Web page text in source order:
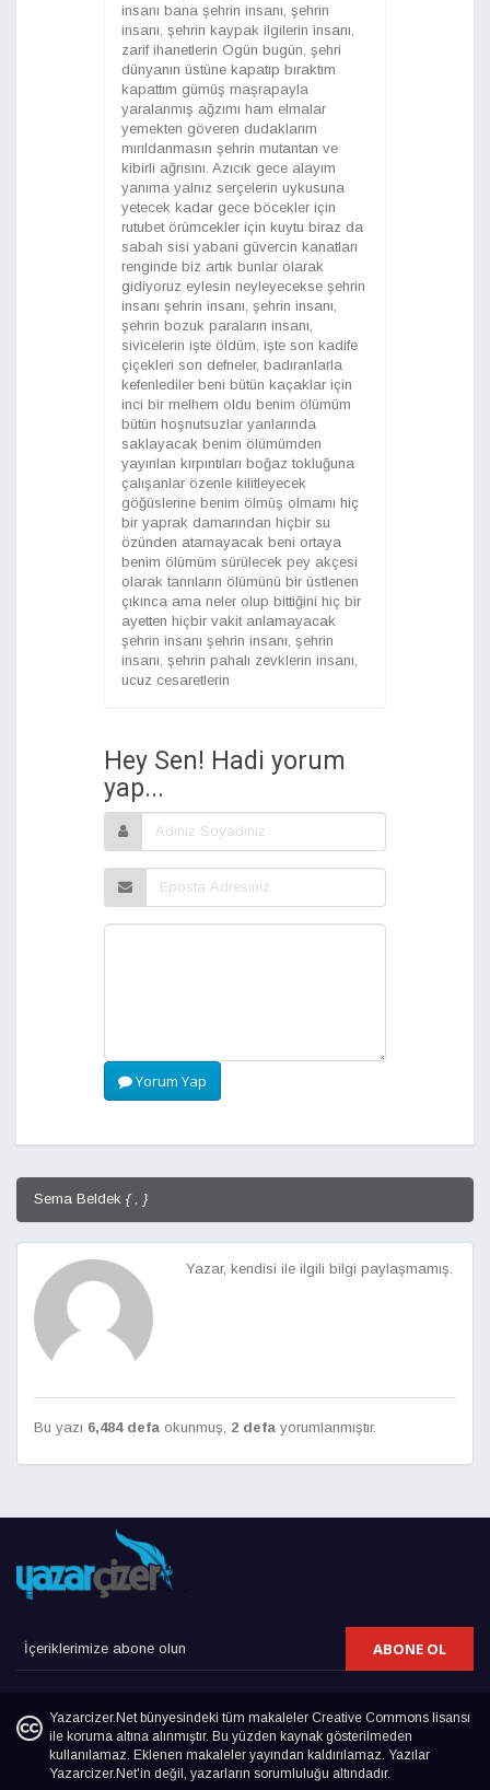
insanı bana şehrin insanı, şehrin
insanı, şehrin kaypak ilgilerin insanı,
zarif ihanetlerin Ogün bugün, şehri
dünyanın üstüne kapatıp bıraktım
kapattım gümüş maşrapayla
yaralanmış ağzımı ham elmalar
yemekten göveren dudaklarım
mırıldanmasın şehrin mutantan ve
kibirli ağrısını. Azıcık gece alayım
yanıma yalnız serçelerin uykusuna
yetecek kadar gece böcekler için
rutubet örümcekler için kuytu biraz da
sabah sisi yabani güvercin kanatları
renginde biz artık bunlar olarak
gidiyoruz eylesin neyleyecekse şehrin
insanı şehrin insanı, şehrin insanı,
şehrin bozuk paraların insanı,
sivicelerin işte öldüm, işte son kadife
çiçekleri son defneler, badıranlarla
kefenlediler beni bütün kaçaklar için
inci bir melhem oldu benim ölümüm
bütün hoşnutsuzlar yanlarında
saklayacak benim ölümümden
yayınlan kırpıntıları boğaz tokluğuna
çalışanlar özenle kilitleyecek
göğüslerine benim ölmüş olmamı hiç
bir yaprak damarından hiçbir su
özünden atamayacak beni ortaya
benim ölümüm sürülecek pey akçesi
olarak tanrıların ölümünü bir üstlenen
çıkınca ama neler olup bittiğini hiç bir
ayetten hiçbir vakit anlamayacak
şehrin insanı şehrin insanı, şehrin
insanı, şehrin pahalı zevklerin insanı,
ucuz cesaretlerin
Hey Sen! Hadi yorum
yap...
Yorum Yap
Sema Beldek { , }
Yazar, kendisi ile ilgili bilgi paylaşmamış.
Bu yazı 6,484 defa okunmuş, 2 defa yorumlanmıştır.
ABONE OL
Yazarcizer.Net bünyesindeki tüm makaleler Creative Commons lisansı
ile koruma altına alınmıştır. Bu yüzden kaynak gösterilmeden
kullanılamaz. Eklenen makaleler yayından kaldırılamaz. Yazılar
Yazarcizer.Net'in değil, yazarların sorumluluğu altındadır.